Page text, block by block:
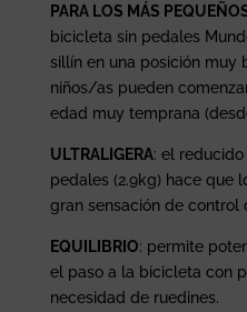
PARA LOS MÁS
bicicleta sin pedales
sillín en una posición muy
niños/as pueden
edad muy temprana
ULTRALIGERA: el
pedales (2.9kg) hace que
gran sensación de control
EQUILIBRIO: permite
el paso a la bicicleta con
necesidad de ruedines.